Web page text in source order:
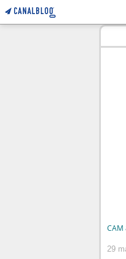
CAM
29